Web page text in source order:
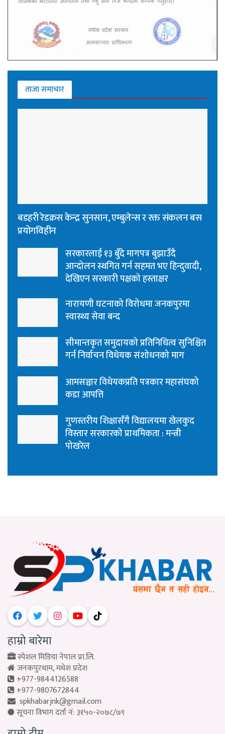
ताजा समाचार
बडहरी रेडक्रस केन्द्र सुनसान, एम्बुलेन्स र रक्त संकलन बस
प्रयोगविहीन
सरकारलाई १३ बुँदे मागपत्र बुझाउँदै
आन्दोलन स्थगित गर्न सहमत भए हिन्दुवादी,
देखिएन सरकारी पक्षको हस्ताक्षर
नारायणी घटनाको विरोधमा जनकपुरमा
स्वास्थ्य सेवा बन्द
सीमान्तकृत समुदायको प्रतिनिधित्व सुनिश्चित
गर्न निर्वाचन विधेयक संशोधनको माग
आमसञ्चार विधेयकप्रति पत्रकार महासंघको
कडा आपत्ति
गुणस्तरीय शिक्षासँगै विद्यालयमा खेलकुद
विस्तार सरकारको प्राथमिकता : मन्त्री
पोखरेल
हाम्रो बारेमा
स्पेशल मिडिया नेपाल प्रा.लि.
जनकपुरधाम, मधेश प्रदेश
+977-9844126588
+977-9807672844
spkhabarjnk@gmail.com
सूचना विभाग दर्ता नं: ३१५०-२०७८/७९